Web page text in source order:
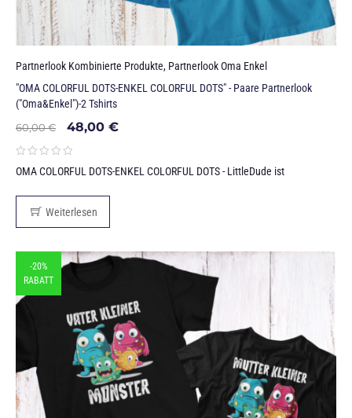
Partnerlook Kombinierte Produkte, Partnerlook Oma Enkel
"OMA COLORFUL DOTS-ENKEL COLORFUL DOTS" - Paare Partnerlook
("Oma&Enkel")-2 Tshirts
60,00€ 48,00 €
OMA COLORFUL DOTS-ENKEL COLORFUL DOTS - LittleDude ist
Weiterlesen
-20%
RABATT